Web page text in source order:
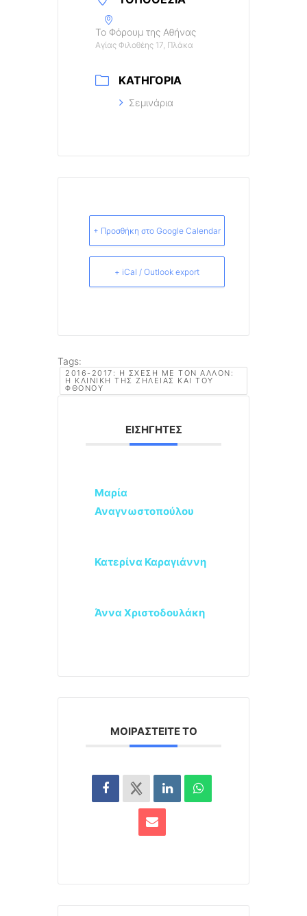
Το Φόρουμ της Αθήνας
Αγίας Φιλοθέης 17, Πλάκα
ΚΑΤΗΓΟΡΊΑ
Σεμινάρια
+ Προσθήκη στο Google Calendar
+ iCal / Outlook export
Tags:
2016-2017: Η ΣΧΈΣΗ ΜΕ ΤΟΝ ΆΛΛΟΝ:
Η ΚΛΙΝΙΚΉ ΤΗΣ ΖΉΛΕΙΑΣ ΚΑΙ ΤΟΥ
ΦΘΌΝΟΥ
ΕΙΣΗΓΗΤΈΣ
Μαρία
Αναγνωστοπούλου
Κατερίνα Καραγιάννη
Άννα Χριστοδουλάκη
ΜΟΙΡΑΣΤΕΊΤΕ ΤΟ